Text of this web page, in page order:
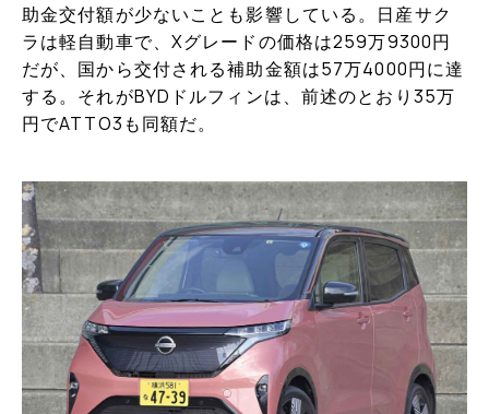
助金交付額が少ないことも影響している。日産サク
ラは軽自動車で、Xグレードの価格は259万9300円
だが、国から交付される補助金額は57万4000円に達
する。それがBYDドルフィンは、前述のとおり35万
円でATTO3も同額だ。